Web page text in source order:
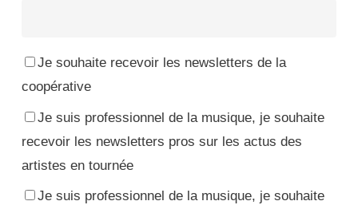
Je souhaite recevoir les newsletters de la
coopérative
Je suis professionnel de la musique, je souhaite
recevoir les newsletters pros sur les actus des
artistes en tournée
Je suis professionnel de la musique, je souhaite